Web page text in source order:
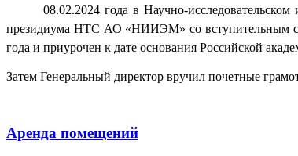
08.02.2024 года в Научно-
президиума НТС АО «НИИЭМ» со вступительным
года и приурочен к дате основания Российской
Затем Генеральный директор вручил почетные
Аренда помещений